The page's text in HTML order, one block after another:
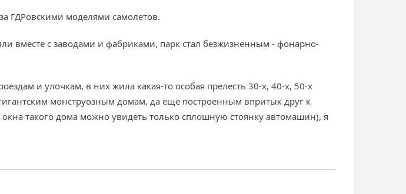
ГДРовскими моделями самолетов.
вместе с заводами и фабриками, парк стал безжизненным - фонарно-
и улочкам, в них жила какая-то особая прелесть 30-х, 40-х, 50-х
монструозным домам, да еще построенным впритык друг к
такого дома можно увидеть только сплошную стоянку автомашин), я